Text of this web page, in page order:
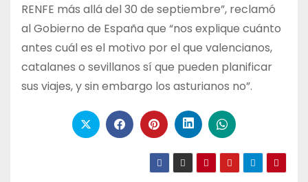
RENFE más allá del 30 de septiembre”, reclamó
al Gobierno de España que “nos explique cuánto
antes cuál es el motivo por el que valencianos,
catalanes o sevillanos sí que pueden planificar
sus viajes, y sin embargo los asturianos no”.